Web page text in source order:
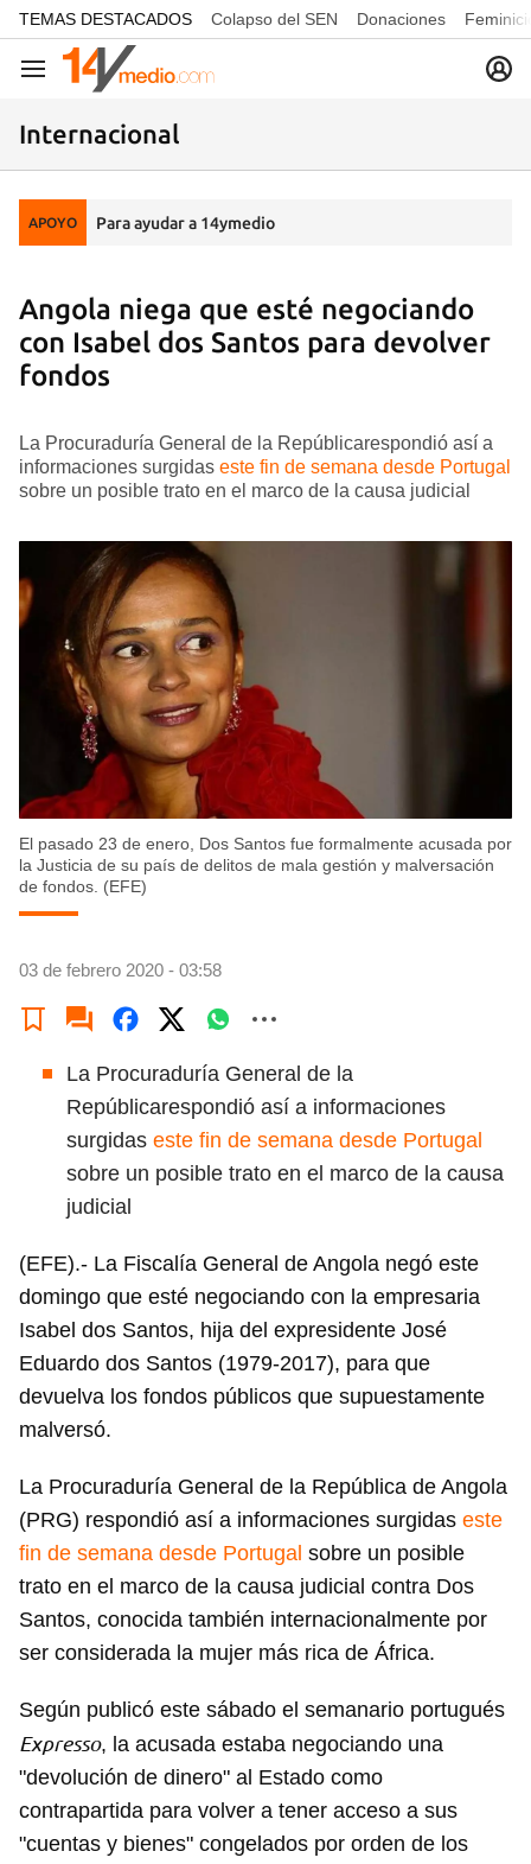
common.go-to-content
TEMAS DESTACADOS Colapso del SEN Donaciones
Navegación
Internacional
APOYO Para ayudar a 14ymedio
Angola niega que esté negociando
con Isabel dos Santos para devolver
fondos
La Procuraduría General de la Repúblicarespondió así a
informaciones surgidas este fin de semana desde Portugal
sobre un posible trato en el marco de la causa judicial
El pasado 23 de enero, Dos Santos fue formalmente acusada por
la Justicia de su país de delitos de mala gestión y malversación
de fondos. (EFE)
03 de febrero 2020 - 03:58
La Procuraduría General de la
Repúblicarespondió así a informaciones
surgidas este fin de semana desde Portugal
sobre un posible trato en el marco de la causa
judicial
(EFE).- La Fiscalía General de Angola negó este
domingo que esté negociando con la empresaria
Isabel dos Santos, hija del expresidente José
Eduardo dos Santos (1979-2017), para que
devuelva los fondos públicos que supuestamente
malversó.
La Procuraduría General de la República de Angola
(PRG) respondió así a informaciones surgidas este
fin de semana desde Portugal sobre un posible
trato en el marco de la causa judicial contra Dos
Santos, conocida también internacionalmente por
ser considerada la mujer más rica de África.
Según publicó este sábado el semanario portugués
Expresso, la acusada estaba negociando una
"devolución de dinero" al Estado como
contrapartida para volver a tener acceso a sus
"cuentas y bienes" congelados por orden de los